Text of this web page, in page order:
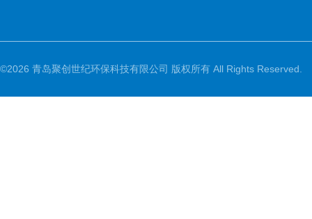
©2026 青岛聚创世纪环保科技有限公司 版权所有 All Rights Reserved.